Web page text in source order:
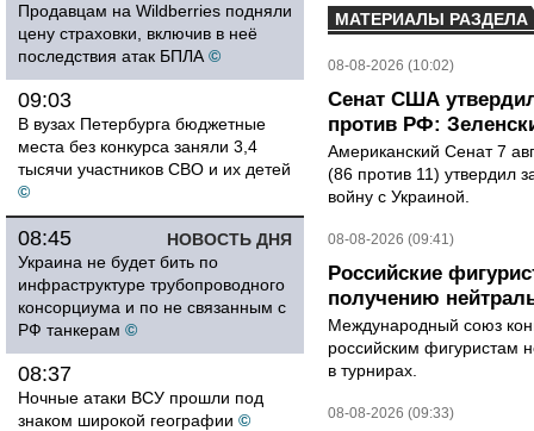
Продавцам на Wildberries подняли
цену страховки, включив в неё
последствия атак БПЛА ©
09:03
В вузах Петербурга бюджетные
места без конкурса заняли 3,4
тысячи участников СВО и их детей
©
НОВОСТЬ ДНЯ
08:45
Украина не будет бить по
инфраструктуре трубопроводного
консорциума и по не связанным с
РФ танкерам ©
08:37
Ночные атаки ВСУ прошли под
знаком широкой географии ©
МАТЕРИАЛЫ РАЗДЕЛА
08-08-2026 (10:02)
Сенат США
против РФ:
Американский Сенат 7
(86 против 11) утвердил
войну с Украиной.
08-08-2026 (09:41)
Российские
получению
Международный союз
российским фигуристам
в турнирах.
08-08-2026 (09:33)